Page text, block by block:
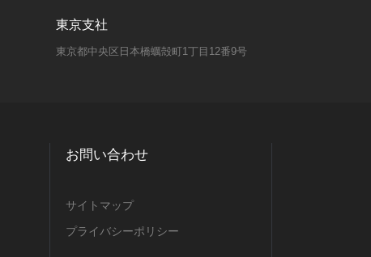
東京支社
東京都中央区日本橋蠣殻町1丁目12番9号
お問い合わせ
サイトマップ
プライバシーポリシー